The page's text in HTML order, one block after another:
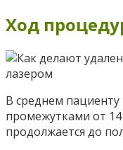
Ход
В среднем
промежутками от
продолжается до